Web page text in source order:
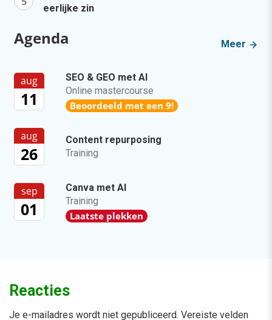
eerlijke zin
Agenda Meer
aug
11
SEO & GEO met AI
Online mastercourse
Beoordeeld met een 9!
aug
26
Content repurposing
Training
sep
01
Canva met AI
Training
Laatste plekken
Reacties
Je e-mailadres wordt niet gepubliceerd. Vereiste velden